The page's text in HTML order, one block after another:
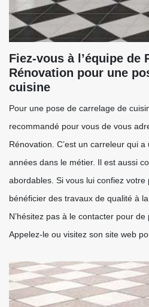
Fiez-vous à l’équipe de
Rénovation pour une
cuisine
Pour une pose de carrelage de
recommandé pour vous de vous
Rénovation. C’est un carreleur qui
années dans le métier. Il est aussi
abordables. Si vous lui confiez
bénéficier des travaux de qualité à
N’hésitez pas à le contacter pour
Appelez-le ou visitez son site web